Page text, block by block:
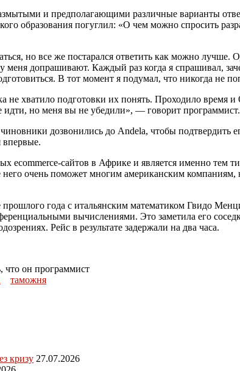
и предполагающими различные варианты
образования погуглил: «О чем можно спросить
но все же постарался ответить как можно лучше.
меня допрашивают. Каждый раз когда я спрашивал,
В тот момент я подумал, что никогда
хватило подготовки их понять. Проходило время
идти, но меня вы не убедили», — говорит программист.
дозвонились до Andela, чтобы подтвердить
впервые.
ecommerce-сайтов в Африке и является именно тем
него очень поможет многим американским
года с итальянским математиком Гвидо
вычислениями. Это заметила его
Рейс в результате задержали на два часа.
что он программист
таможня
кризу 27.07.2026